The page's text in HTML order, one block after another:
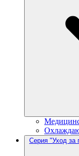
Серия "Уход за